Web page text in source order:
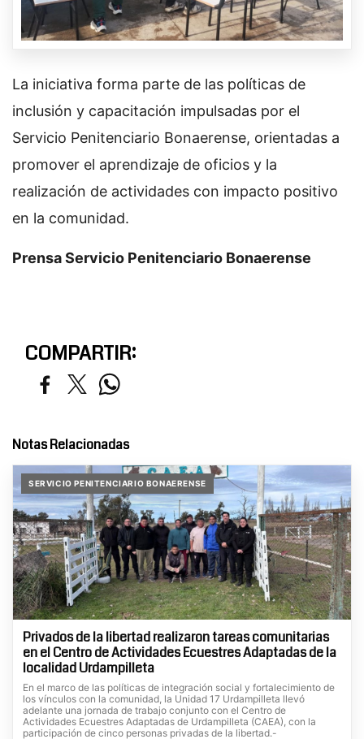
La iniciativa forma parte de las políticas de
inclusión y capacitación impulsadas por el
Servicio Penitenciario Bonaerense, orientadas a
promover el aprendizaje de oficios y la
realización de actividades con impacto positivo
en la comunidad.
Prensa Servicio Penitenciario Bonaerense
COMPARTIR:
Notas Relacionadas
SERVICIO PENITENCIARIO BONAERENSE
Privados de la libertad realizaron tareas comunitarias
en el Centro de Actividades Ecuestres Adaptadas de la
localidad Urdampilleta
En el marco de las políticas de integración social y fortalecimiento de
los vínculos con la comunidad, la Unidad 17 Urdampilleta llevó
adelante una jornada de trabajo conjunto con el Centro de
Actividades Ecuestres Adaptadas de Urdampilleta (CAEA), con la
participación de cinco personas privadas de la libertad.-